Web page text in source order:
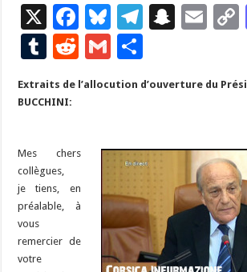
X
F
ac
e
b
o
Bl
u
es
ky
T
gr
m
S
p
h
at
E
l
k
T
u
m
r
R
e
d
t
G
m
ai
ar
ta
er
Extraits de l’allocution d’ouverture du
BUCCHINI:
Mes chers
collègues,
je tiens, en
préalable, à
vous
remercier de
votre